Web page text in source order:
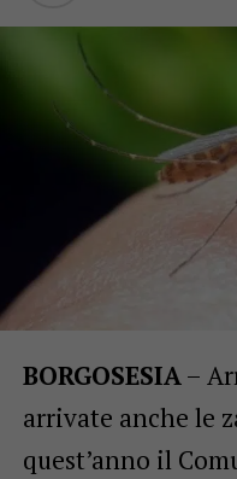
BORGOSESIA–
arrivate anche le
quest’anno il